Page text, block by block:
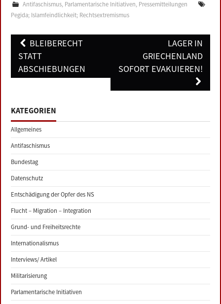
Antifaschismus, Parlamentarische Initiativen, Pressemitteilungen
Pegida; Islamfeindlichkeit; Rechtsextremismus
Post
navigation
BLEIBERECHT
STATT
ABSCHIEBUNGEN
LAGER IN
GRIECHENLAND
SOFORT EVAKUIEREN!
KATEGORIEN
Allgemeines
Antifaschismus
Bundestag
Datenschutz
Entschädigung der Opfer des NS
Flucht – Migration – Integration
Grund- und Freiheitsrechte
Internationalismus
Interviews/ Artikel
Militarisierung
Parlamentarische Initiativen